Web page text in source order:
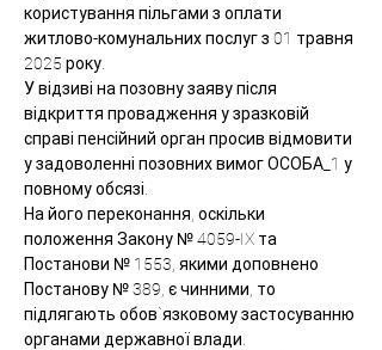
користування пільгами з оплати
житлово-комунальних послуг з 01 травня
2025 року.
У відзиві на позовну заяву після
відкриття провадження у зразковій
справі пенсійний орган просив відмовити
у задоволенні позовних вимог ОСОБА_1 у
повному обсязі.
На його переконання, оскільки
положення Закону № 4059-IX та
Постанови № 1553, якими доповнено
Постанову № 389, є чинними, то
підлягають обов`язковому застосуванню
органами державної влади.